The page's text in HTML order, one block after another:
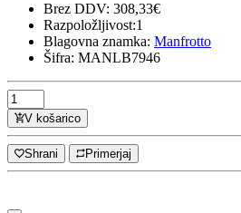
Brez DDV: 308,33€
Razpoložljivost:1
Blagovna znamka: Manfrotto
Šifra: MANLB7946
V košarico
Shrani Primerjaj